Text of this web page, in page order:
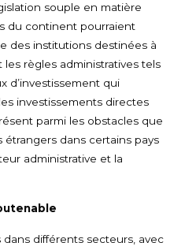
souple en matière
du continent pourraient
des institutions destinées à
règles administratives tels
d’investissement qui
investissements directes
parmi les obstacles que
dans certains pays
administrative et la
différents secteurs, avec